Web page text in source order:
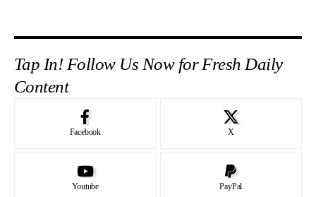
Tap In! Follow Us Now for Fresh Daily
Content
Facebook X
Youtube PayPal